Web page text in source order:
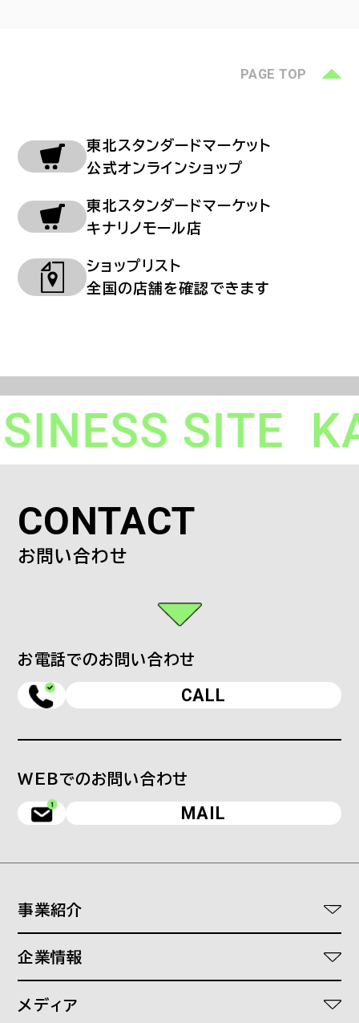
PAGE TOP
東北スタンダードマーケット
公式オンラインショップ
東北スタンダードマーケット
キナリノモール店
ショップリスト
全国の店舗を確認できます
CONTACT
お問い合わせ
お電話でのお問い合わせ
CALL
WEBでのお問い合わせ
MAIL
事業紹介
オフィスプランニング
企業情報
メディア